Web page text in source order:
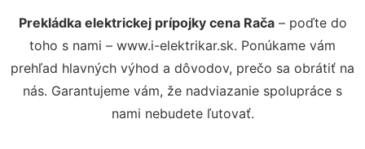
Prekládka elektrickej prípojky cena Rača– poďte do
toho s nami – www.i-elektrikar.sk. Ponúkame vám
prehľad hlavných výhod a dôvodov, prečo sa obrátiť na
nás. Garantujeme vám, že nadviazanie spolupráce s
nami nebudete ľutovať.